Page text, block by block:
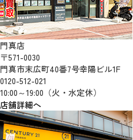
門真店
〒571-0030
門真市末広町40番7号幸陽ビル1F
0120-512-021
10:00～19:00（火・水定休）
店舗詳細へ